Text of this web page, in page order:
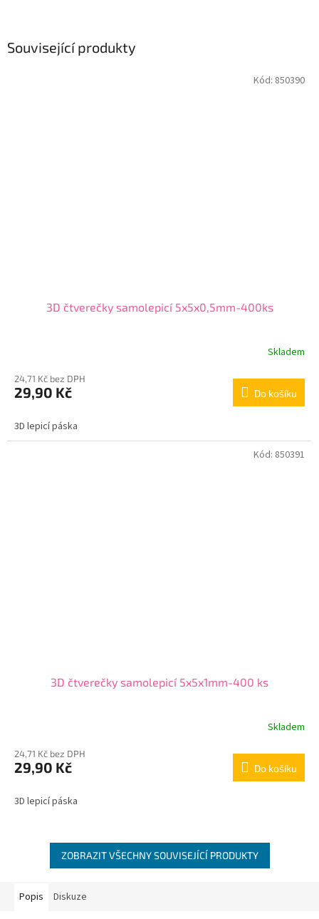
Související produkty
3D čtverečky samolepicí 5x5x0,5mm-400ks
Skladem
24,71 Kč bez DPH
29,90 Kč Do košíku
3D lepicí páska
Kód: 850390
3D čtverečky samolepicí 5x5x1mm-400 ks
Skladem
24,71 Kč bez DPH
29,90 Kč Do košíku
3D lepicí páska
Kód: 850391
ZOBRAZIT VŠECHNY SOUVISEJÍCÍ PRODUKTY
Popis Diskuze